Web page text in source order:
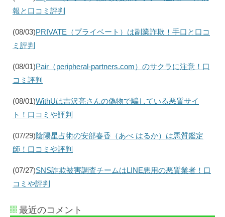
報と口コミ評判
(08/03)PRIVATE（プライベート）は副業詐欺！手口と口コ
ミ評判
(08/01)Pair（peripheral-partners.com）のサクラに注意！口
コミ評判
(08/01)WithUは吉沢亮さんの偽物で騙している悪質サイ
ト！口コミや評判
(07/29)陰陽星占術の安部春香（あべ はるか）は悪質鑑定
師！口コミや評判
(07/27)SNS詐欺被害調査チームはLINE悪用の悪質業者！口
コミや評判
最近のコメント